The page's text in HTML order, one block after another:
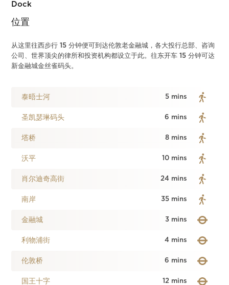
Dock
位置
从这里往西步行 15 分钟便可到达伦敦老金融城，各大投行总部、咨询
公司、世界顶尖的律所和投资机构都设立于此。往东开车 15 分钟可达
新金融城金丝雀码头。
泰晤士河 5 mins
圣凯瑟琳码头 6 mins
塔桥 8 mins
沃平 10 mins
肖尔迪奇高街 24 mins
南岸 35 mins
金融城 3 mins
利物浦街 4 mins
伦敦桥 6 mins
国王十字 12 mins